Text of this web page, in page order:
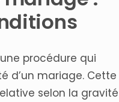
procédure qui
d’un mariage. Cette
selon la gravité